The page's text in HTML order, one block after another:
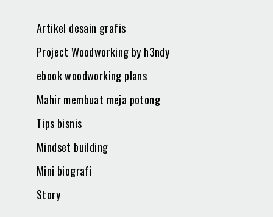
Artikel desain grafis
Project Woodworking by h3ndy
ebook woodworking plans
Mahir membuat meja potong
Tips bisnis
Mindset building
Mini biografi
Story